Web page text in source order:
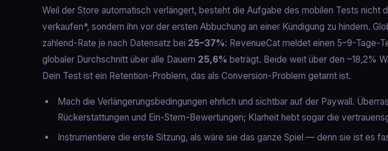
Weil der Store automatisch verlängert, besteht die Aufgabe des mobilen Tests nicht
verkaufen*, sondern ihn vor der ersten Abbuchung an einer Kündigung zu hindern.
zahlend-Rate je nach Datensatz bei 25–37%: RevenueCat meldet einen 5–9-Tage-
globaler Durchschnitt über alle Dauern 25,6% beträgt. Beide weit über den ~18,2%
Dein Test ist ein Retention-Problem, das als Conversion-Problem getarnt ist.
Mach die Verlängerungsbedingungen ehrlich und sichtbar auf der Paywall.
Rückerstattungen und Ein-Stern-Bewertungen; Klarheit hebt sogar die
Instrumentiere die erste Sitzung, als wäre sie das ganze Spiel — denn sie ist es